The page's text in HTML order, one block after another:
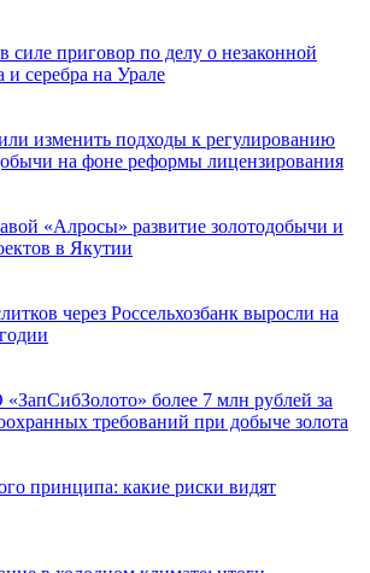
силе приговор по делу о незаконной
и серебра на Урале
изменить подходы к регулированию
на фоне реформы лицензирования
«Алросы» развитие золотодобычи и
в Якутии
через Россельхозбанк выросли на
более 7 млн рублей за
требований при добыче золота
принципа: какие риски видят